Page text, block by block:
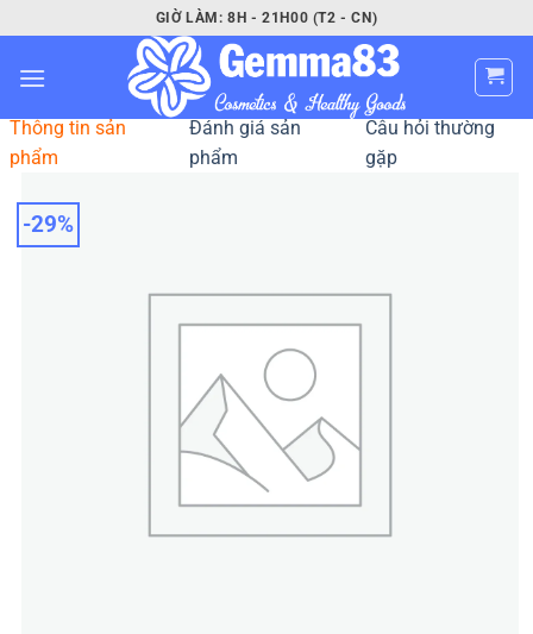
qua
nội
GIỜ LÀM: 8H - 21H00 (T2 - CN)
-29%
Thông tin sản
phẩm
Đánh giá sản
phẩm
Câu hỏi thường
gặp